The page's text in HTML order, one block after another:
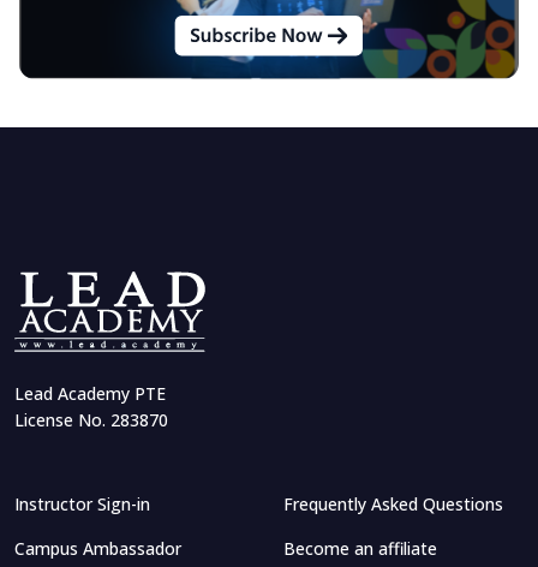
Lead Academy PTE
License No. 283870
Instructor Sign-in
Campus Ambassador
Frequently Asked Questions
Become an affiliate